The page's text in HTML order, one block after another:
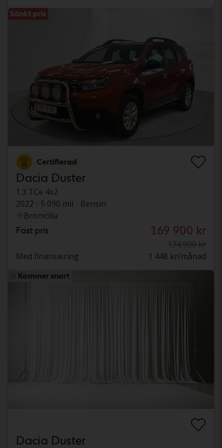
Sänkt pris
Certifierad
Dacia Duster
1.3 TCe 4x2
2022
5 090 mil
Bensin
Bromölla
Fast pris 169 900 kr
174 900 kr
Med finansiering
1 448 kr/månad
Kommer snart
Dacia Duster